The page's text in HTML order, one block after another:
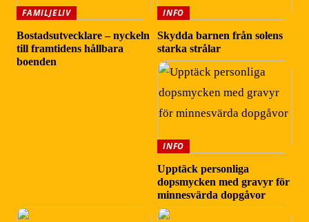
FAMILJELIV
Bostadsutvecklare – nyckeln
till framtidens hållbara
boenden
INFO
Skydda barnen från solens
starka strålar
INFO
Upptäck personliga
dopsmycken med gravyr för
minnesvärda dopgåvor